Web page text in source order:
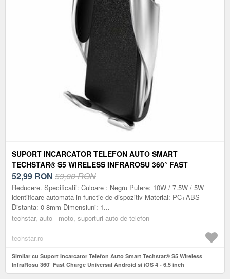
SUPORT INCARCATOR TELEFON AUTO SMART
TECHSTAR® S5 WIRELESS INFRAROSU 360° FAST
CHARGE UNIVERSAL ANDROID SI IOS 4 - 6.5 INCH
52,99 RON 59,00 RON
Reducere. Specificatii: Culoare : Negru Putere: 10W / 7.5W / 5W
identificare automata in functie de dispozitiv Material: PC+ABS
Distanta: 0-8mm Dimensiuni: 1...
techstar, auto - moto, suporturi auto de telefon
techstar.ro
Similar cu Suport Incarcator Telefon Auto Smart Techstar® S5 Wireless
InfraRosu 360° Fast Charge Universal Android si iOS 4 - 6.5 inch